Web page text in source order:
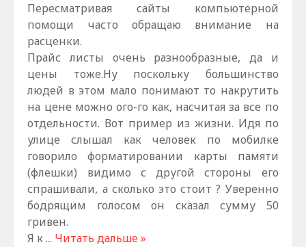
Пересматривая сайты компьютерной
помощи часто обращаю внимание на
расценки.
Прайс листы очень разнообразные, да и
цены тоже.Ну поскольку большинство
людей в этом мало понимают то накрутить
на цене можно ого-го как, насчитая за все по
отдельности. Вот пример из жизни. Идя по
улице слышал как человек по мобилке
говорило форматировании карты памяти
(флешки) видимо с другой стороны его
спрашивали, а сколько это стоит ? Уверенно
бодрящим голосом он сказал сумму 50
гривен.
Я к... Читать дальше »